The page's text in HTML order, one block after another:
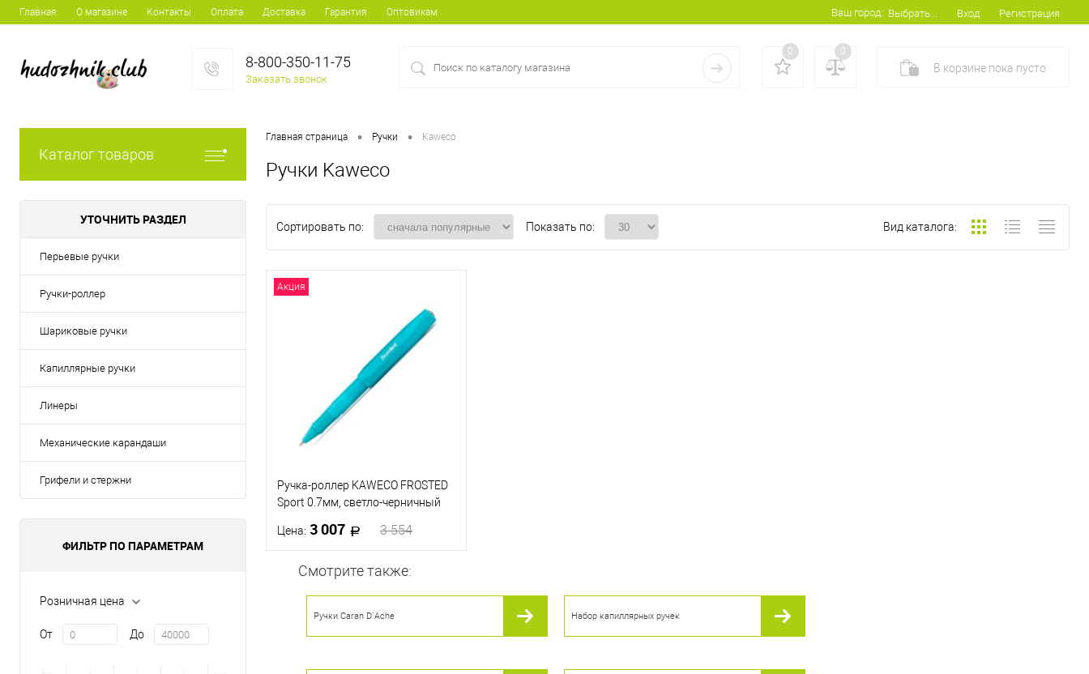
Главная О магазине Контакты Оплата Доставка Гарантия Оптовикам Ваш город: Выбрать... Вход Регистрация
8-800-350-11-75
Заказать звонок
0 0
В корзине пока пусто
Каталог товаров
УТОЧНИТЬ РАЗДЕЛ
Перьевые ручки
Ручки-роллер
Шариковые ручки
Капиллярные ручки
Линеры
Механические карандаши
Грифели и стержни
ФИЛЬТР ПО ПАРАМЕТРАМ
Розничная цена
От До
Главная страница • Ручки • Kaweco
Ручки Kaweco
Сортировать по: Показать по: Вид каталога:
Акция
Ручка-роллер KAWECO FROSTED
Sport 0.7мм, светло-черничный
Цена: 3 007 3 554
В корзину
Купить в 1 клик
К сравнению
Смотрите также:
Ручки Caran D`Ache Набор капиллярных ручек